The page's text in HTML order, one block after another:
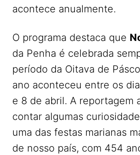
acontece anualmente.
O programa destaca que
da Penha é celebrada
período da Oitava de
ano aconteceu entre os
e 8 de abril. A reportagem
contar algumas
uma das festas marianas
de nosso país, com 454